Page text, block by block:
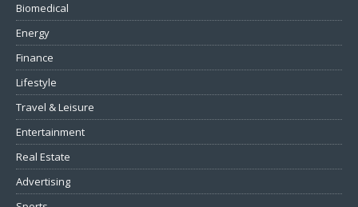
Biomedical
Energy
Finance
Lifestyle
Travel & Leisure
Entertainment
Real Estate
Advertising